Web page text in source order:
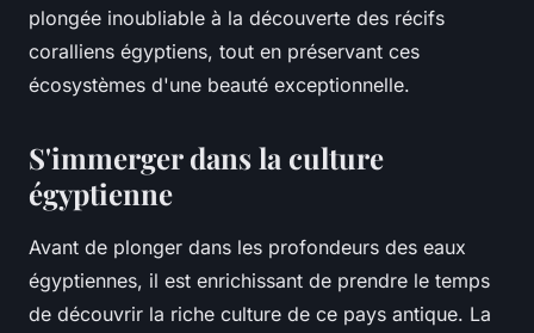
plongée inoubliable à la découverte des récifs
coralliens égyptiens, tout en préservant ces
écosystèmes d'une beauté exceptionnelle.
S'immerger dans la culture
égyptienne
Avant de plonger dans les profondeurs des eaux
égyptiennes, il est enrichissant de prendre le temps
de découvrir la riche culture de ce pays antique. La